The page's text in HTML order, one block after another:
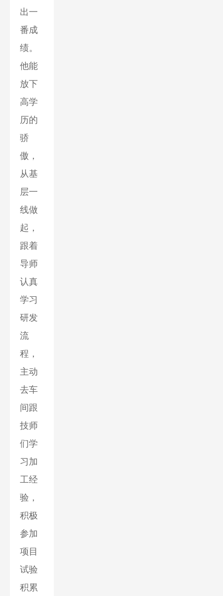
出一
番成
绩。
他能
放下
高学
历的
骄
傲，
从基
层一
线做
起，
跟着
导师
认真
学习
研发
流
程，
主动
去车
间跟
技师
们学
习加
工经
验，
积极
参加
项目
试验
积累